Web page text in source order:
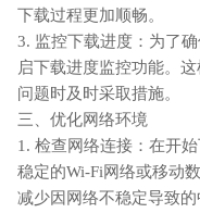
下载过程更加顺畅。
3. 监控下载进度：为了
启下载进度监控功能。
问题时及时采取措施。
三、优化网络环境
1. 检查网络连接：在开
稳定的Wi-Fi网络或移动
减少因网络不稳定导致的